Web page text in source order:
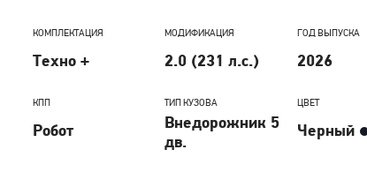
КОМПЛЕКТАЦИЯ
Техно +
МОДИФИКАЦИЯ
2.0 (231 л.с.)
ГОД ВЫПУСКА
2026
КПП
Робот
ТИП КУЗОВА
Внедорожник 5
дв.
ЦВЕТ
Черный